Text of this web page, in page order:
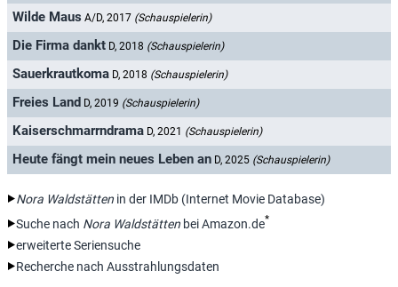
Wilde Maus A/D, 2017 (Schauspielerin)
Die Firma dankt D, 2018 (Schauspielerin)
Sauerkrautkoma D, 2018 (Schauspielerin)
Freies Land D, 2019 (Schauspielerin)
Kaiserschmarrndrama D, 2021 (Schauspielerin)
Heute fängt mein neues Leben an D, 2025 (Schauspielerin)
Nora Waldstätten in der IMDb (Internet Movie Database)
Suche nach Nora Waldstätten bei Amazon.de*
erweiterte Seriensuche
Recherche nach Ausstrahlungsdaten